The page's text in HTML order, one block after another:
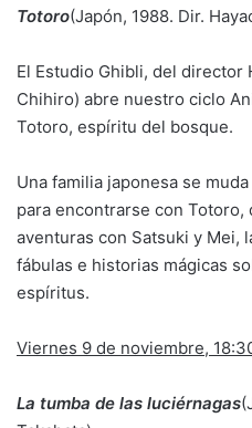
Totoro(Japón, 1988. Dir.
El Estudio Ghibli, del director
Chihiro) abre nuestro ciclo
Totoro, espíritu del bosque.
Una familia japonesa se
para encontrarse con
aventuras con Satsuki y Mei,
fábulas e historias mágicas
espíritus.
Viernes 9 de noviembre,
La tumba de las luciérnagas